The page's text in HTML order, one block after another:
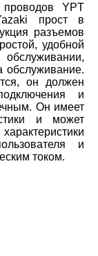
YPT
прост в
разъемов
удобной
обслуживании,
обслуживание.
он должен
и
Он имеет
и может
и
током.